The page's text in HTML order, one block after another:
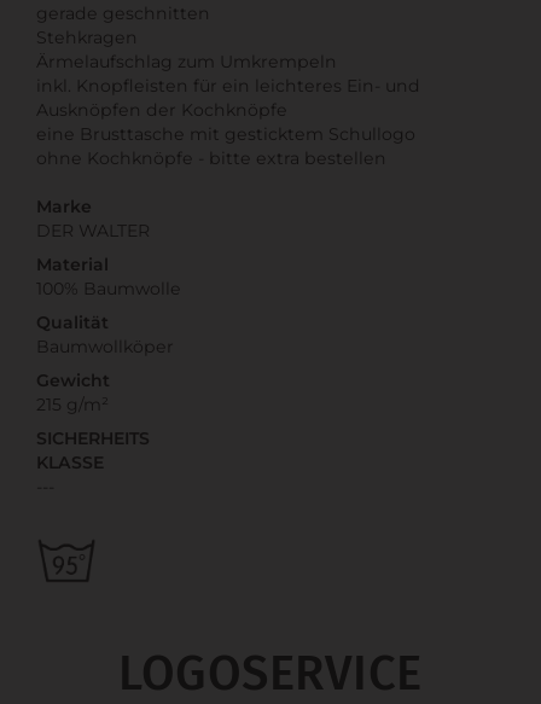
gerade geschnitten
Stehkragen
Ärmelaufschlag zum Umkrempeln
inkl. Knopfleisten für ein leichteres Ein- und
Ausknöpfen der Kochknöpfe
eine Brusttasche mit gesticktem Schullogo
ohne Kochknöpfe - bitte extra bestellen
Marke
DER WALTER
Material
100% Baumwolle
Qualität
Baumwollköper
Gewicht
215 g/m²
SICHERHEITS
KLASSE
LOGOSERVICE